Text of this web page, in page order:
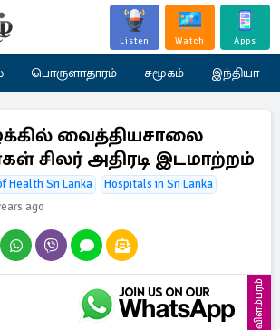
Listen Watch Apps
பொருளாதாரம் சமூகம் இந்தியா
வைத்தியசாலை
சிலர் அதிரடி இடமாற்றம்
Health Sri Lanka
Hospitals in Sri Lanka
ago
விளம்பரம்